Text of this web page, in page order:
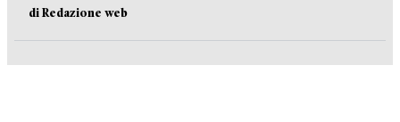
di Redazione web